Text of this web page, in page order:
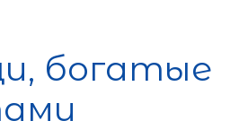
богатые